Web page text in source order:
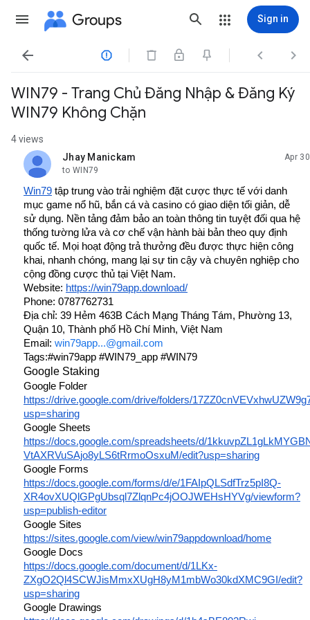
Groups Sign in
   
WIN79 - Trang Chủ Đăng Nhập & Đăng Ký
WIN79 Không Chặn
4 views
Jhay Manickam
unread,
Apr 30
to WIN79
Win79 tập trung vào trải nghiệm đặt cược thực tế với danh
mục game nổ hũ, bắn cá và casino có giao diện tối giản, dễ
sử dụng. Nền tảng đảm bảo an toàn thông tin tuyệt đối qua hệ
thống tường lửa và cơ chế vận hành bài bản theo quy định
quốc tế. Mọi hoạt động trả thưởng đều được thực hiện công
khai, nhanh chóng, mang lại sự tin cậy và chuyên nghiệp cho
cộng đồng cược thủ tại Việt Nam.
Website: https://win79app.download/
Phone: 0787762731
Địa chỉ: 39 Hẻm 463B Cách Mạng Tháng Tám, Phường 13,
Quận 10, Thành phố Hồ Chí Minh, Việt Nam
Email: win79app...@gmail.com
Tags:#win79app #WIN79_app #WIN79
Google Staking
Google Folder
https://drive.google.com/drive/folders/
usp=sharing
Google Sheets
https://docs.google.com/spreadsheets/d/
VtAXRVuSAjo8yLS6tRrmoOsxuM/edit?usp=sharing
Google Forms
https://docs.google.com/forms/d/e/1FAIpQLSdfTrz5pI8Q-
XR4ovXUQlGPgUbsql7ZlqnPc4jOOJWEHsHYVg/viewform?
usp=publish-editor
Google Sites
https://sites.google.com/view/win79appdownload/home
Google Docs
https://docs.google.com/document/d/1LKx-
ZXgO2Ql4SCWJisMmxXUgH8yM1mbWo30kdXMC9GI/edit?
usp=sharing
Google Drawings